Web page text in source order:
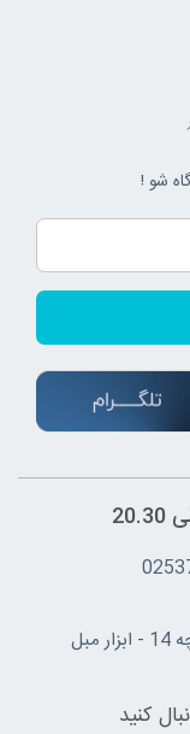
شو !
آدرس : قم - بلوار شهید دل آذر - نبش کوچه 14 - ابزار مبل
کنید